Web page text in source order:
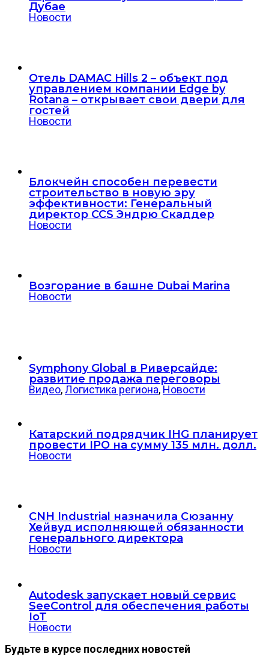
Дубае
Новости
Отель DAMAC Hills 2 – объект под
управлением компании Edge by
Rotana – открывает свои двери для
гостей
Новости
Блокчейн способен перевести
строительство в новую эру
эффективности: Генеральный
директор CCS Эндрю Скаддер
Новости
Возгорание в башне Dubai Marina
Новости
Symphony Global в Риверсайде:
развитие продажа переговоры
Видео,Логистика региона, Новости
Катарский подрядчик IHG планирует
провести IPO на сумму 135 млн. долл.
Новости
CNH Industrial назначила Сюзанну
Хейвуд исполняющей обязанности
генерального директора
Новости
Autodesk запускает новый сервис
SeeControl для обеспечения работы
IoT
Новости
Будьте в курсе последних новостей